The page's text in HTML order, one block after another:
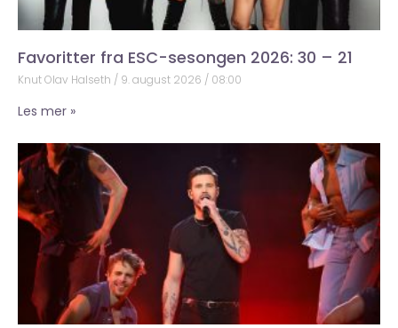
Favoritter fra ESC-sesongen 2026: 30 – 21
Knut Olav Halseth 9. august 2026 08:00
Les mer »